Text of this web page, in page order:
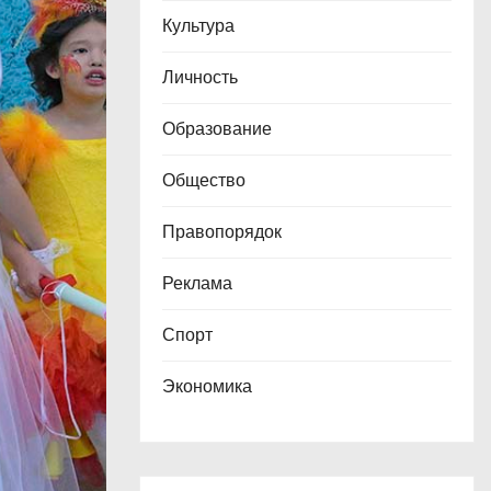
Культура
Личность
Образование
Общество
Правопорядок
Реклама
Спорт
Экономика